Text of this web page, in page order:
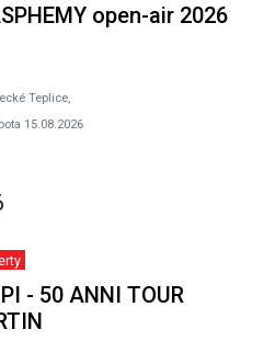
open-air 2026
Teplice,
15.08.2026
- 50 ANNI TOUR